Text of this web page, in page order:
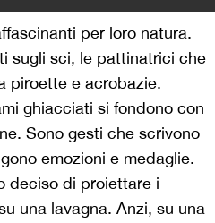
per loro natura.
sugli sci, le pattinatrici che
piroette e acrobazie.
ghiacciati si fondono con
Sono gesti che scrivono
emozioni e medaglie.
deciso di proiettare i
una lavagna. Anzi, su una